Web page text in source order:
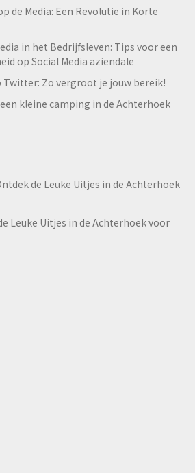
de Media: Een Revolutie in Korte
in het Bedrijfsleven: Tips voor een
op Social Media aziendale
Zo vergroot je jouw bereik!
kleine camping in de Achterhoek
de Leuke Uitjes in de Achterhoek
Leuke Uitjes in de Achterhoek voor